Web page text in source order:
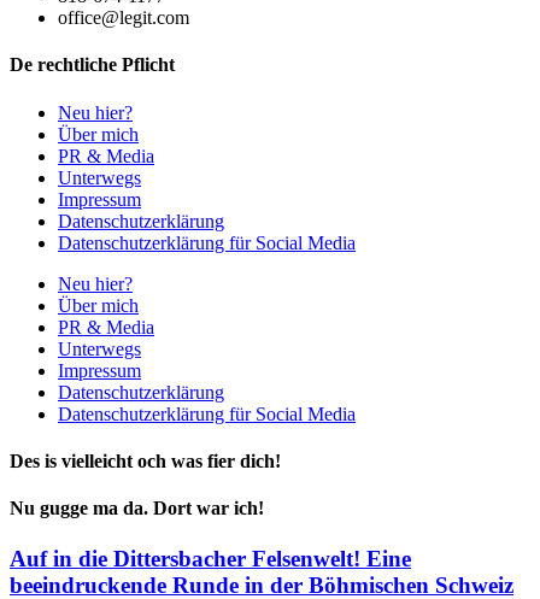
office@legit.com
De rechtliche Pflicht
Neu hier?
Über mich
PR & Media
Unterwegs
Impressum
Datenschutzerklärung
Datenschutzerklärung für Social Media
Neu hier?
Über mich
PR & Media
Unterwegs
Impressum
Datenschutzerklärung
Datenschutzerklärung für Social Media
Des is vielleicht och was fier dich!
Nu gugge ma da. Dort war ich!
Auf in die Dittersbacher Felsenwelt! Eine
beeindruckende Runde in der Böhmischen Schweiz